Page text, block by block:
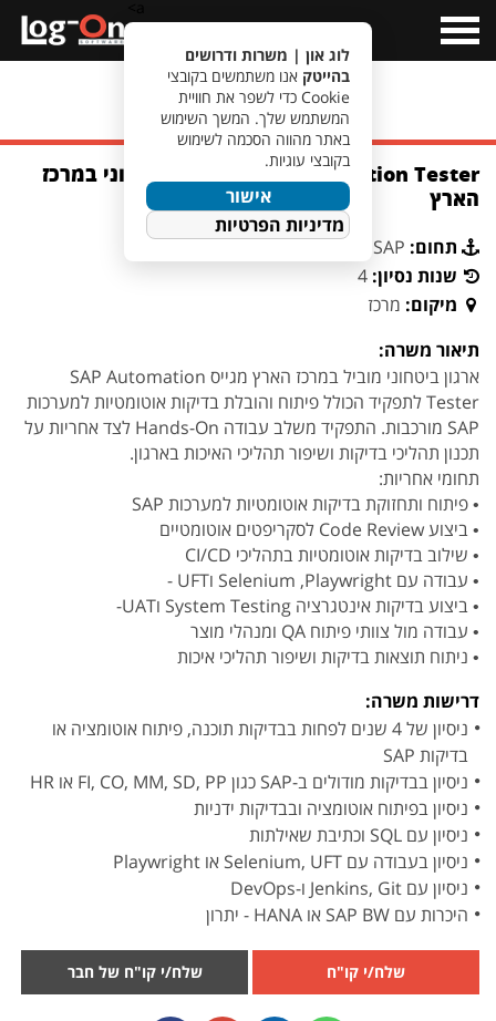
Menu
מעבר לחיפוש משרות
SAP Automation Tester | ארגון ביטחוני במרכז
הארץ
תחום: SAP
שנות נסיון: 4
מיקום: מרכז
תיאור משרה:
ארגון ביטחוני מוביל במרכז הארץ מגייס SAP Automation
Tester לתפקיד הכולל פיתוח והובלת בדיקות אוטומטיות למערכות
SAP מורכבות. התפקיד משלב עבודה Hands-On לצד אחריות על
תכנון תהליכי בדיקות ושיפור תהליכי האיכות בארגון.
תחומי אחריות:
• פיתוח ותחזוקת בדיקות אוטומטיות למערכות SAP
• ביצוע Code Review לסקריפטים אוטומטיים
• שילוב בדיקות אוטומטיות בתהליכי CI/CD
• עבודה עם Selenium ,Playwright וUFT -
• ביצוע בדיקות אינטגרציה System Testing וUAT-
• עבודה מול צוותי פיתוח QA ומנהלי מוצר
• ניתוח תוצאות בדיקות ושיפור תהליכי איכות
דרישות משרה:
ניסיון של 4 שנים לפחות בבדיקות תוכנה, פיתוח אוטומציה או
בדיקות SAP
ניסיון בבדיקות מודולים ב-SAP כגון FI, CO, MM, SD, PP או HR
ניסיון בפיתוח אוטומציה ובבדיקות ידניות
ניסיון עם SQL וכתיבת שאילתות
ניסיון בעבודה עם Selenium, UFT או Playwright
ניסיון עם Jenkins, Git ו-DevOps
היכרות עם SAP BW או HANA - יתרון
שלח/י קו"ח שלח/י קו"ח של חבר
לוג און | משרות ודרושים
בהייטק אנו משתמשים בקובצי
Cookie כדי לשפר את חוויית
המשתמש שלך. המשך השימוש
באתר מהווה הסכמה לשימוש
בקובצי עוגיות.
אישור
מדיניות הפרטיות